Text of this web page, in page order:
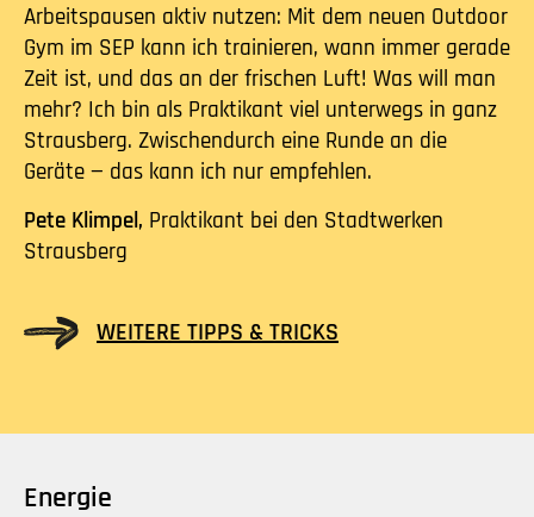
Arbeitspausen aktiv nutzen: Mit dem neuen Outdoor
Gym im SEP kann ich trainieren, wann immer gerade
Zeit ist, und das an der frischen Luft! Was will man
mehr? Ich bin als Praktikant viel unterwegs in ganz
Strausberg. Zwischendurch eine Runde an die
Geräte — das kann ich nur empfehlen.
Pete Klimpel, Praktikant bei den Stadtwerken
Strausberg
WEITERE TIPPS & TRICKS
Energie